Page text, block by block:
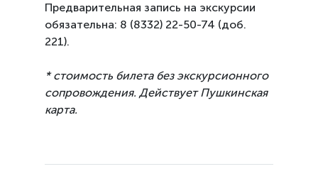
Предварительная запись на экскурсии
обязательна: 8 (8332) 22-50-74 (доб.
221).
* стоимость билета без экскурсионного
сопровождения. Действует Пушкинская
карта.